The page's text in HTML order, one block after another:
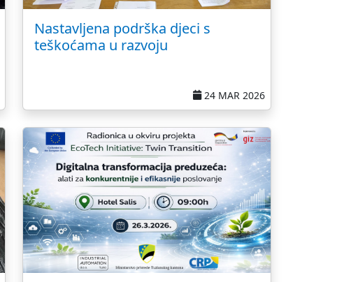
Nastavljena podrška djeci s
teškoćama u razvoju
24 MAR 2026